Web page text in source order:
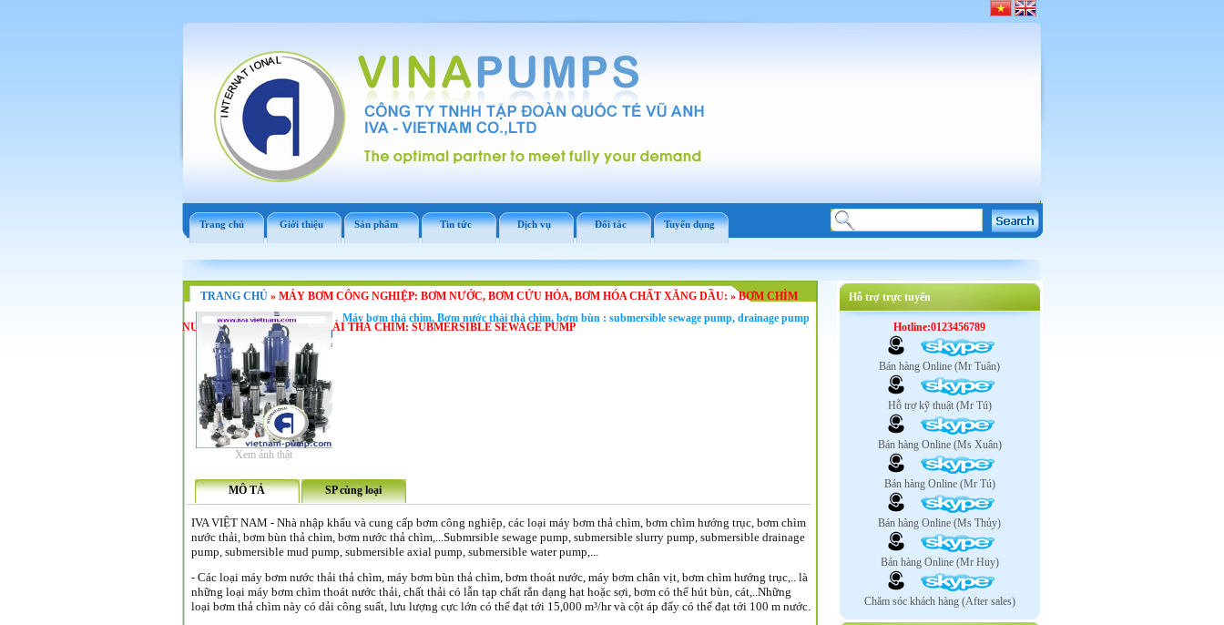
Trang chủ Giới thiệu Sản phẩm Tin tức Dịch vụ Đối tác Tuyển dụng
TRANG CHỦ» MÁY BƠM CÔNG NGHIỆP: BƠM NƯỚC, BƠM CỨU HỎA, BƠM HÓA CHẤT XĂNG DẦU: » BƠM CHÌM
NƯỚC THẢI, BƠM NƯỚC THẢI THẢ CHÌM: SUBMERSIBLE SEWAGE PUMP
Xem ảnh thật
Máy bơm thả chìm, Bơm nước thải thả chìm, bơm bùn : submersible sewage pump, drainage pump
MÔ TẢ SP cùng loại
IVA VIỆT NAM - Nhà nhập khẩu và cung cấp bơm công nghiệp, các loại máy bơm thả chìm, bơm chìm hướng trục, bơm chìm
nước thải, bơm bùn thả chìm, bơm nước thả chìm,...Submrsible sewage pump, submersible slurry pump, submersible drainage
pump, submersible mud pump, submersible axial pump, submersible water pump,...
- Các loại máy bơm nước thải thả chìm, máy bơm bùn thả chìm, bơm thoát nước, máy bơm chân vịt, bơm chìm hướng trục,.. là
những loại máy bơm chìm thoát nước thải, chất thải có lẫn tạp chất rắn dạng hạt hoặc sợi, bơm có thể hút bùn, cát,..Những
loại bơm thả chìm này có dải công suất, lưu lượng cực lớn có thể đạt tới 15,000 m³/hr và cột áp đẩy có thể đạt tới 100 m nước.
Hỗ trợ trực tuyến
Hotline:0123456789
Bán hàng Online (Mr Tuân)
Hỗ trợ kỹ thuật (Mr Tú)
Bán hàng Online (Ms Xuân)
Bán hàng Online (Mr Tú)
Bán hàng Online (Ms Thủy)
Bán hàng Online (Mr Huy)
Chăm sóc khách hàng (After sales)